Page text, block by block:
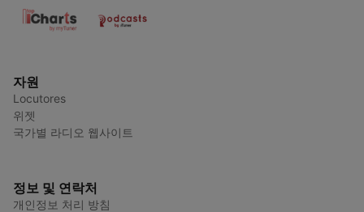
자원
Locutores
위젯
국가별 라디오 웹사이트
정보 및 연락처
개인정보 처리 방침